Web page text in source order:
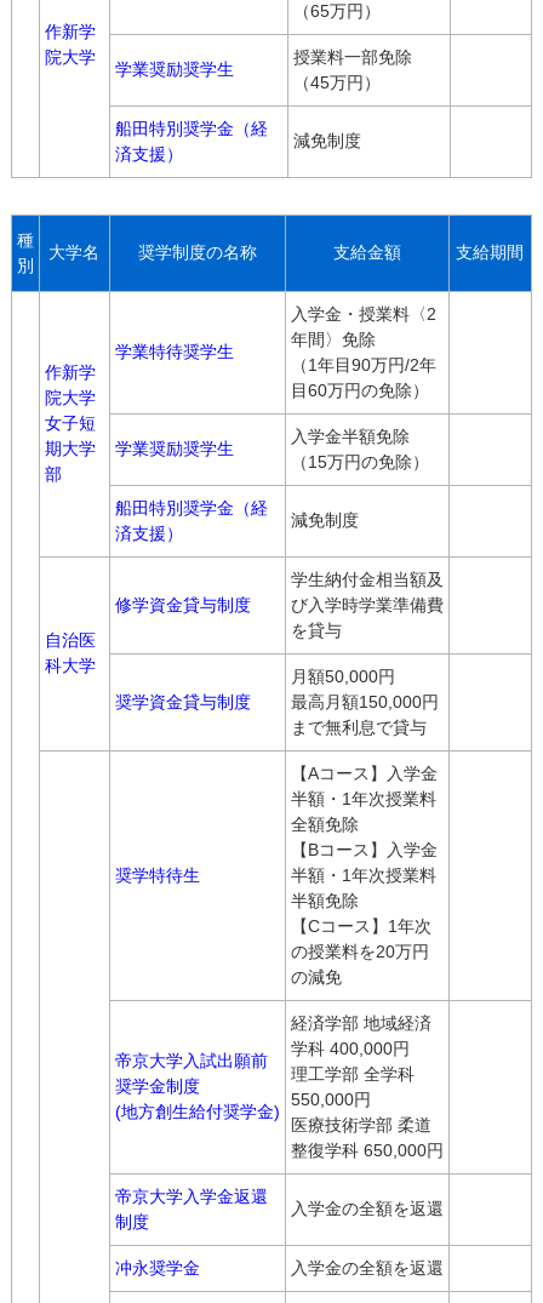
作新学
院大学
（65万円）
学業奨励奨学生
授業料一部免除
（45万円）
船田特別奨学金（経
済支援）
減免制度
種
別
大学名 奨学制度の名称 支給金額 支給期間
作新学
院大学
女子短
期大学
部
学業特待奨学生
入学金・授業料〈2
年間〉免除
（1年目90万円/2年
目60万円の免除）
学業奨励奨学生
入学金半額免除
（15万円の免除）
船田特別奨学金（経
済支援）
減免制度
自治医
科大学
修学資金貸与制度
学生納付金相当額及
び入学時学業準備費
を貸与
奨学資金貸与制度
月額50,000円
最高月額150,000円
まで無利息で貸与
奨学特待生
【Aコース】入学金
半額・1年次授業料
全額免除
【Bコース】入学金
半額・1年次授業料
半額免除
【Cコース】1年次
の授業料を20万円
の減免
帝京大学入試出願前
奨学金制度
(地方創生給付奨学金)
経済学部 地域経済
学科 400,000円
理工学部 全学科
550,000円
医療技術学部 柔道
整復学科 650,000円
帝京大学入学金返還
制度
入学金の全額を返還
冲永奨学金 入学金の全額を返還